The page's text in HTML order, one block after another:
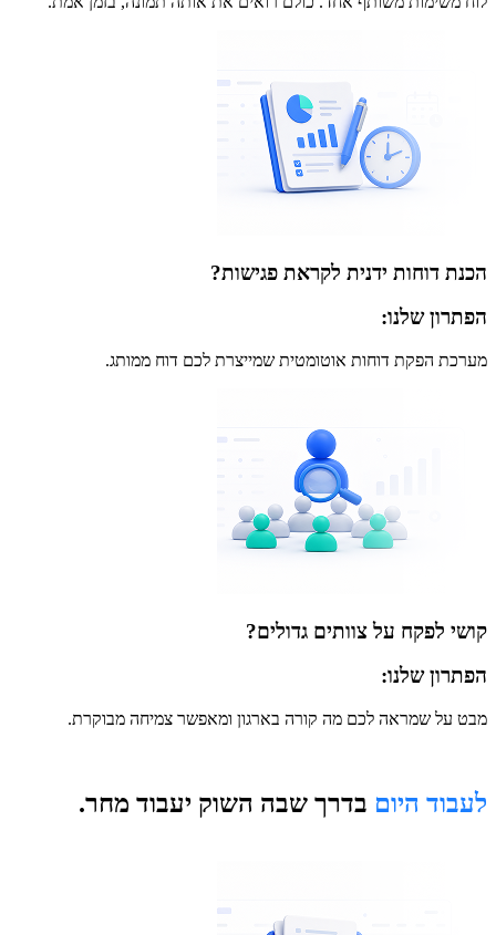
הכנת דוחות ידנית לקראת פגישות?
הפתרון שלנו:
מערכת הפקת דוחות אוטומטית שמייצרת לכם דוח ממותג.
קושי לפקח על צוותים גדולים?
הפתרון שלנו:
מבט על שמראה לכם מה קורה בארגון ומאפשר צמיחה מבוקרת.
לעבוד היום בדרך שבה השוק יעבוד מחר.